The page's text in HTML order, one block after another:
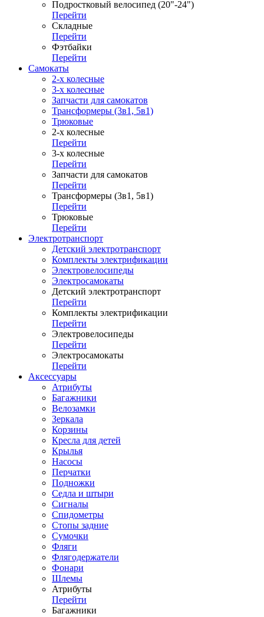
Подростковый велосипед (20"-24")
Перейти
Складные
Перейти
Фэтбайки
Перейти
Самокаты
2-х колесные
3-х колесные
Запчасти для самокатов
Трансформеры (3в1, 5в1)
Трюковые
2-х колесные
Перейти
3-х колесные
Перейти
Запчасти для самокатов
Перейти
Трансформеры (3в1, 5в1)
Перейти
Трюковые
Перейти
Электротранспорт
Детский электротранспорт
Комплекты электрификации
Электровелосипеды
Электросамокаты
Детский электротранспорт
Перейти
Комплекты электрификации
Перейти
Электровелосипеды
Перейти
Электросамокаты
Перейти
Аксессуары
Атрибуты
Багажники
Велозамки
Зеркала
Корзины
Кресла для детей
Крылья
Насосы
Перчатки
Подножки
Седла и штыри
Сигналы
Спидометры
Стопы задние
Сумочки
Фляги
Флягодержатели
Фонари
Шлемы
Атрибуты
Перейти
Багажники